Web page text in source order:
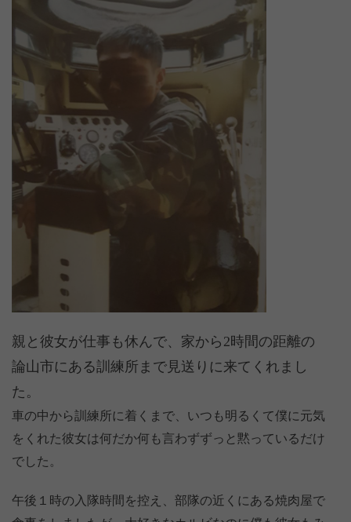
親と彼女が仕事も休んで、家から2時間の距離の
論山市にある訓練所まで見送りに来てくれまし
た。
車の中から訓練所に着くまで、いつも明るくて僕に元気
をくれた彼女は何だか何も言わずずっと黙っているだけ
でした。
午後１時の入隊時間を控え、部隊の近くにある焼肉屋で